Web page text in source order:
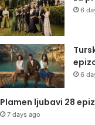
6
6
Plamen ljubavi 28
7 days ago